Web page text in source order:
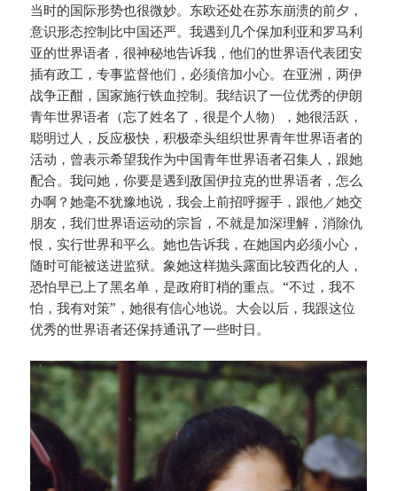
当时的国际形势也很微妙。东欧还处在苏东崩溃的前夕，
意识形态控制比中国还严。我遇到几个保加利亚和罗马利
亚的世界语者，很神秘地告诉我，他们的世界语代表团安
插有政工，专事监督他们，必须倍加小心。在亚洲，两伊
战争正酣，国家施行铁血控制。我结识了一位优秀的伊朗
青年世界语者（忘了姓名了，很是个人物），她很活跃，
聪明过人，反应极快，积极牵头组织世界青年世界语者的
活动，曾表示希望我作为中国青年世界语者召集人，跟她
配合。我问她，你要是遇到敌国伊拉克的世界语者，怎么
办啊？她毫不犹豫地说，我会上前招呼握手，跟他／她交
朋友，我们世界语运动的宗旨，不就是加深理解，消除仇
恨，实行世界和平么。她也告诉我，在她国内必须小心，
随时可能被送进监狱。象她这样抛头露面比较西化的人，
恐怕早已上了黑名单，是政府盯梢的重点。“不过，我不
怕，我有对策”，她很有信心地说。大会以后，我跟这位
优秀的世界语者还保持通讯了一些时日。